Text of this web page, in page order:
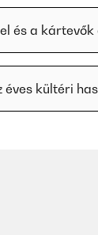
és a
éves kültéri